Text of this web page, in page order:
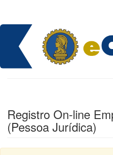
Registro On-line
(Pessoa Jurídica)